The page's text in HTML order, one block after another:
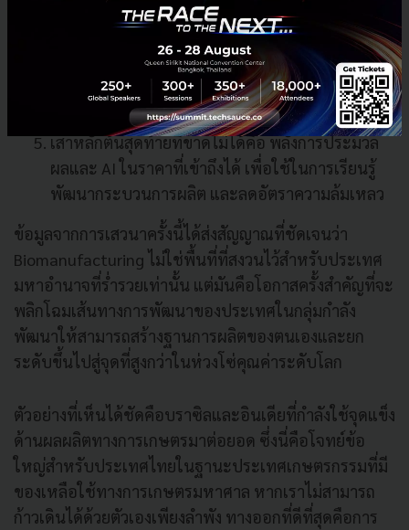
ให้ไปแย่งชิงทรัพยากรกับภาคการผลิตอาหาร
สร้างโครงสร้างอุตสาหกรรมรูปแบบใหม่ทั้งระบบ ที่
เป็นการผนึกกำลังกันระหว่างวิทยาศาสตร์
เทคโนโลยี อุตสาหกรรม และการสนับสนุนจากภาค
รัฐในระดับภูมิภาค
เสาหลักต้นสุดท้ายที่ขาดไม่ได้คือ พลังการประมวล
ผลและ AI ในราคาที่เข้าถึงได้ เพื่อใช้ในการเรียนรู้
พัฒนากระบวนการผลิต และลดอัตราความล้มเหลว
ข้อมูลจากการเสวนาครั้งนี้ได้ส่งสัญญาณที่ชัดเจนว่า
Biomanufacturing ไม่ใช่พื้นที่ที่สงวนไว้สำหรับประเทศ
มหาอำนาจที่ร่ำรวยเท่านั้น แต่มันคือโอกาสครั้งสำคัญที่จะ
พลิกโฉมเส้นทางการพัฒนาของประเทศในกลุ่มกำลัง
พัฒนาให้สามารถสร้างฐานการผลิตของตนเองและยก
ระดับขึ้นไปสู่จุดที่สูงกว่าในห่วงโซ่คุณค่าระดับโลก
ตัวอย่างที่เห็นได้ชัดคือบราซิลและอินเดียที่กำลังใช้จุดแข็ง
ด้านผลผลิตทางการเกษตรมาต่อยอด ซึ่งนี่คือโจทย์ข้อ
ใหญ่สำหรับประเทศไทยในฐานะประเทศเกษตรกรรมที่มี
ของเหลือใช้ทางการเกษตรมหาศาล หากเราไม่สามารถ
ก้าวเดินได้ด้วยตัวเองเพียงลำพัง ทางออกที่ดีที่สุดคือการ